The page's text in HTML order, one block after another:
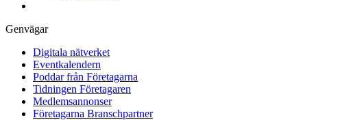
Genvägar
Digitala nätverket
Eventkalendern
Poddar från Företagarna
Tidningen Företagaren
Medlemsannonser
Företagarna Branschpartner